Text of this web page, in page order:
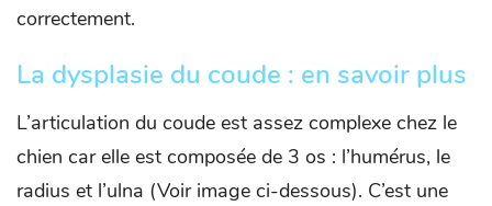
correctement.
La dysplasie du coude : en savoir plus
L’articulation du coude est assez complexe chez le
chien car elle est composée de 3 os : l’humérus, le
radius et l’ulna (Voir image ci-dessous). C’est une